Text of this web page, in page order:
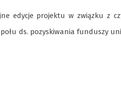
edycje projektu w związku z
ds. pozyskiwania funduszy